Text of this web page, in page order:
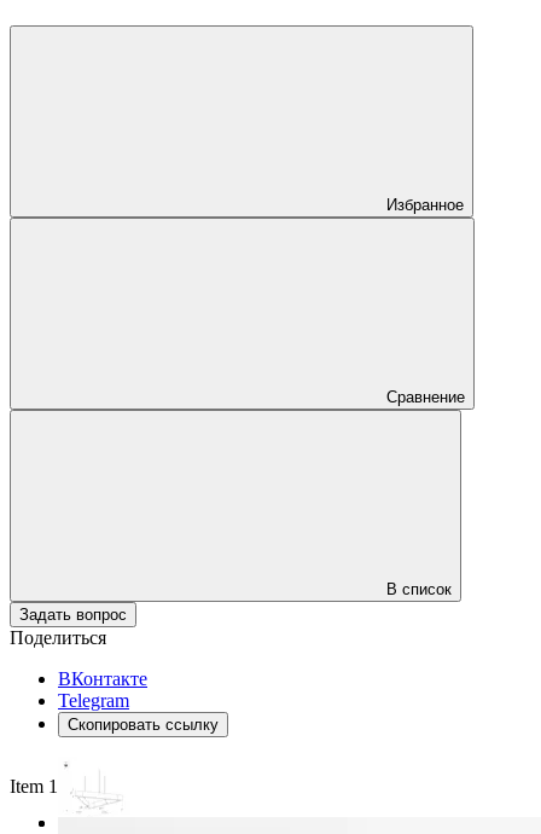
Избранное
Сравнение
В список
Задать вопрос
Поделиться
ВКонтакте
Telegram
Скопировать ссылку
Item 1 of 2